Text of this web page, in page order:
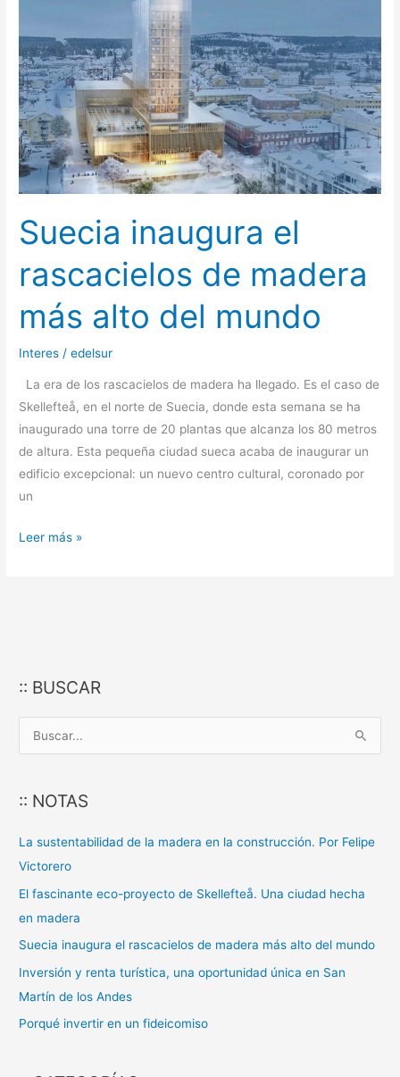
Suecia inaugura el
rascacielos de madera
más alto del mundo
Interes /edelsur
La era de los rascacielos de madera ha llegado. Es el caso de
Skellefteå, en el norte de Suecia, donde esta semana se ha
inaugurado una torre de 20 plantas que alcanza los 80 metros
de altura. Esta pequeña ciudad sueca acaba de inaugurar un
edificio excepcional: un nuevo centro cultural, coronado por
un
el
rascacielos
de
madera
más
alto
del
Leer más »
:: BUSCAR
a
r
:: NOTAS
La sustentabilidad de la madera en la construcción. Por Felipe
Victorero
El fascinante eco-proyecto de Skellefteå. Una ciudad hecha
en madera
Suecia inaugura el rascacielos de madera más alto del mundo
Inversión y renta turística, una oportunidad única en San
Martín de los Andes
Porqué invertir en un fideicomiso